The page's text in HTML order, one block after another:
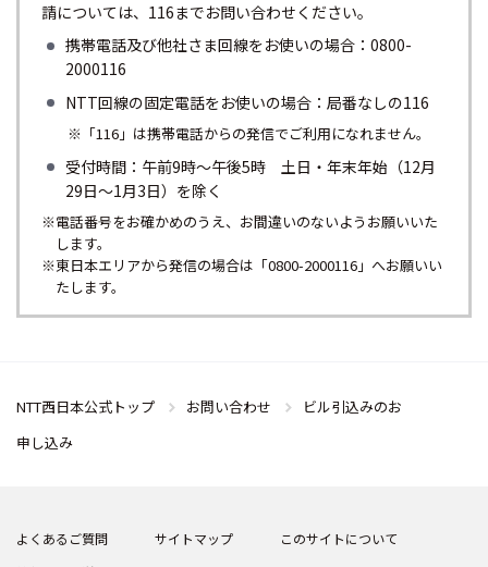
請については、116までお問い合わせください。
携帯電話及び他社さま回線をお使いの場合：0800-
2000116
NTT回線の固定電話をお使いの場合：局番なしの116
※「116」は携帯電話からの発信でご利用になれません。
受付時間：午前9時～午後5時 土日・年末年始（12月
29日～1月3日）を除く
※電話番号をお確かめのうえ、お間違いのないようお願いいた
します。
※東日本エリアから発信の場合は「0800-2000116」へお願いい
たします。
NTT西日本公式トップ お問い合わせ
ビル引込みのお
申し込み
よくあるご質問 サイトマップ
このサイトについて